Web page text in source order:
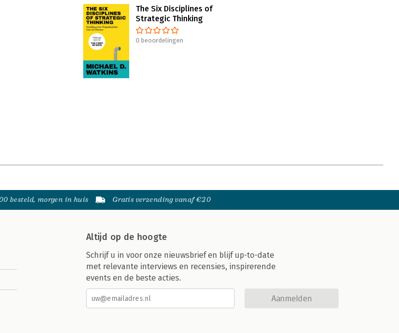
The Six Disciplines of
Strategic Thinking
0 beoordelingen
besteld, morgen in huis Gratis verzending vanaf €20
Altijd op de hoogte
Schrijf u in voor onze nieuwsbrief en blijf up-to-date
met relevante interviews en recensies, inspirerende
events en de beste acties.
Aanmelden